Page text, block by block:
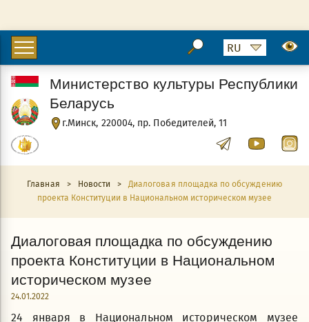
г.Минск, 220004, пр. Победителей, 11
Министерство культуры Республики
Беларусь
Главная > Новости >
Диалоговая площадка по обсуждению
проекта Конституции в Национальном историческом музее
Диалоговая площадка по обсуждению
проекта Конституции в Национальном
историческом музее
24.01.2022
24 января в Национальном историческом музее